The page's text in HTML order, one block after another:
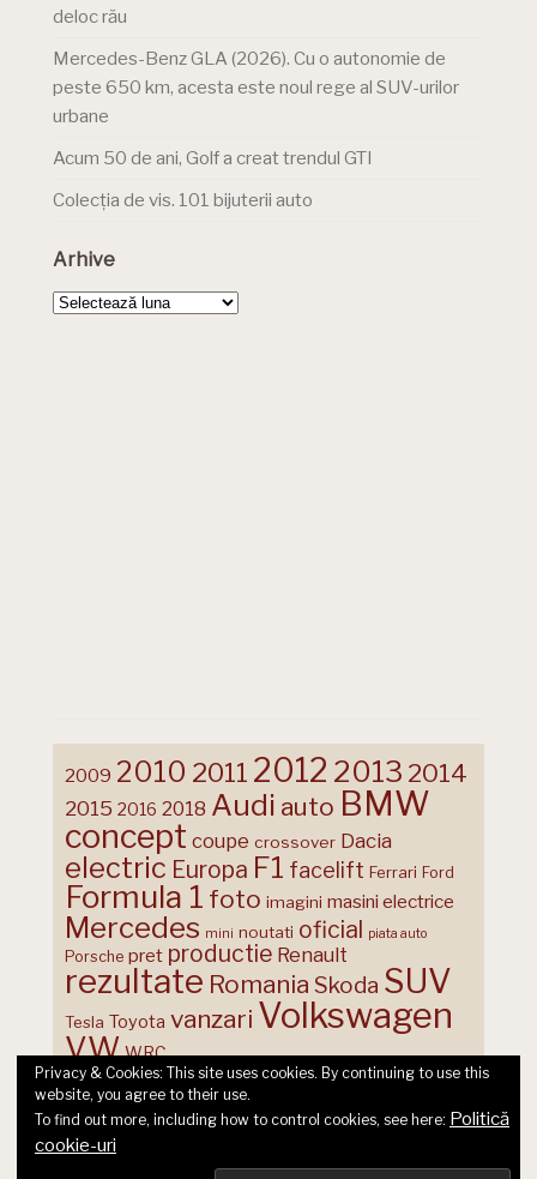
deloc rău
Mercedes-Benz GLA (2026). Cu o autonomie de
peste 650 km, acesta este noul rege al SUV-urilor
urbane
Acum 50 de ani, Golf a creat trendul GTI
Colecția de vis. 101 bijuterii auto
Arhive
Arhive
2009 2010 2011 2012 2013 2014
2015 2016 2018 Audi auto BMW
concept coupe crossover Dacia
electric Europa F1 facelift Ferrari Ford
Formula 1 foto imagini masini electrice
Mercedes mini noutati oficial piata auto
Porsche pret productie Renault
rezultate Romania Skoda SUV
Tesla Toyota vanzari Volkswagen
VW WRC
© 2026 Ecart Media SRL | made by Nina Cocea &infin
Privacy & Cookies: This site uses cookies. By continuing to use this
website, you agree to their use.
To find out more, including how to control cookies, see here: Politică
cookie-uri